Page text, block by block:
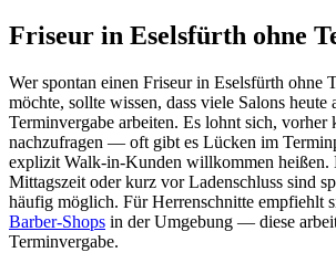
Friseur in Eselsfürth ohne
Wer spontan einen Friseur in Eselsfürth ohne
möchte, sollte wissen, dass viele Salons heute
Terminvergabe arbeiten. Es lohnt sich, vorher
nachzufragen — oft gibt es Lücken im
explizit Walk-in-Kunden willkommen heißen.
Mittagszeit oder kurz vor Ladenschluss sind
häufig möglich. Für Herrenschnitte empfiehlt
Barber-Shops in der Umgebung — diese
Terminvergabe.